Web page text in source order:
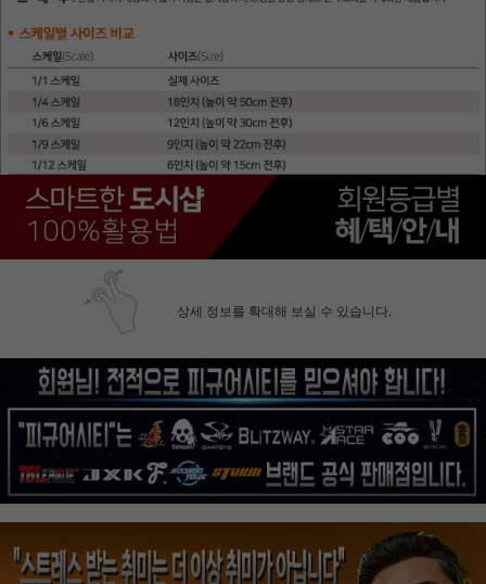
상세 정보를 확대해 보실 수 있습니다.